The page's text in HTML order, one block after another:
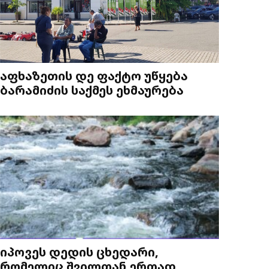
აფხაზეთის დე ფაქტო უწყება
ბარამიძის საქმეს ეხმაურება
იპოვეს დედის ცხედარი,